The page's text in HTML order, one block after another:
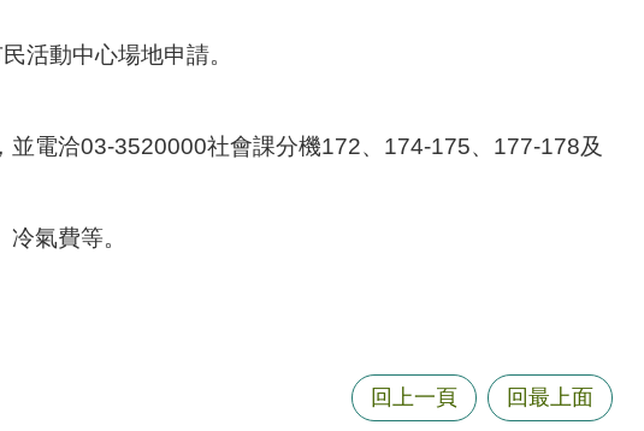
活動中心場地申請。
電洽03-3520000社會課分機172、174-175、177-178及
氣費等。
回上一頁 回最上面